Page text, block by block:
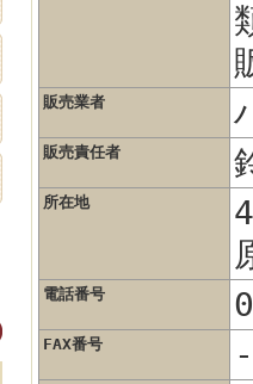
販売業者
販売責任者
所在地
電話番号
FAX番号